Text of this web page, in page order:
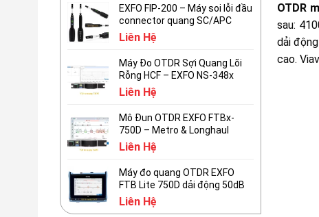
OTDR
sau:
dải
cao.
EXFO FIP-200 – Máy soi lỗi đầu
connector quang SC/APC
Liên Hệ
Máy Đo OTDR Sợi Quang Lõi
Rỗng HCF – EXFO NS-348x
Liên Hệ
Mô Đun OTDR EXFO FTBx-
750D – Metro & Longhaul
Liên Hệ
Máy đo quang OTDR EXFO
FTB Lite 750D dải động 50dB
Liên Hệ